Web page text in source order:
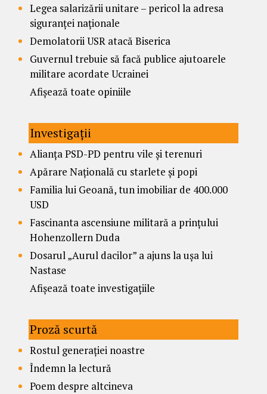
Legea salarizării unitare – pericol la adresa
siguranței naționale
Demolatorii USR atacă Biserica
Guvernul trebuie să facă publice ajutoarele
militare acordate Ucrainei
Afișează toate opiniile
Investigații
Alianța PSD-PD pentru vile și terenuri
Apărare Națională cu starlete și popi
Familia lui Geoană, tun imobiliar de 400.000
USD
Fascinanta ascensiune militară a prințului
Hohenzollern Duda
Dosarul „Aurul dacilor” a ajuns la ușa lui
Nastase
Afișează toate investigațiile
Proză scurtă
Rostul generației noastre
Îndemn la lectură
Poem despre altcineva